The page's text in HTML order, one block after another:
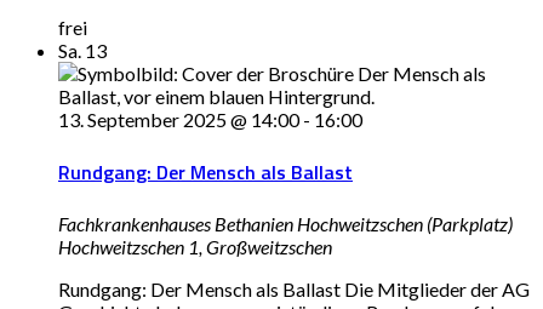
frei
Sa. 13
13. September 2025 @ 14:00- 16:00
Rundgang: Der Mensch als Ballast
Fachkrankenhauses Bethanien Hochweitzschen (Parkplatz)
Hochweitzschen 1, Großweitzschen
Rundgang: Der Mensch als Ballast Die Mitglieder der AG